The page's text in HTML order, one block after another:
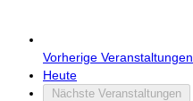
Vorherige Veranstaltungen
Heute
Nächste Veranstaltungen